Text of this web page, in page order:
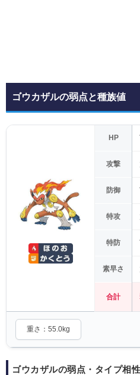
ゴウカザルの弱点と種族値
HP
攻撃
防御
特攻
特防
素早さ
合計
重さ：55.0kg
ゴウカザルの弱点・タイプ相性